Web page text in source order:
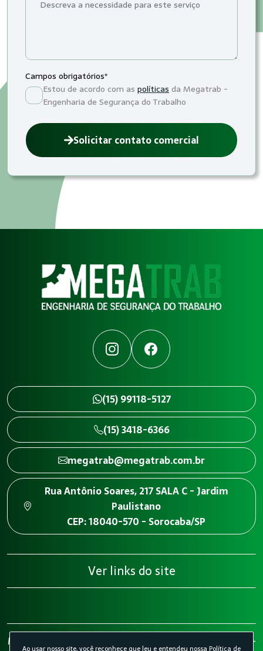
Campos obrigatórios*
Estou de acordo com as políticas da Megatrab -
Engenharia de Segurança do Trabalho
Solicitar contato comercial
InstagramFacebook
(15) 99118-5127
(15) 3418-6366
megatrab@megatrab.com.br
Rua Antônio Soares, 217 SALA C - Jardim
Paulistano
CEP: 18040-570 - Sorocaba/SP
Ver links do site
Megatrab - Engenharia de Segurança do Trabalho 2026 -
Ao usar nosso site, você reconhece que leu e entendeu nossa Política de